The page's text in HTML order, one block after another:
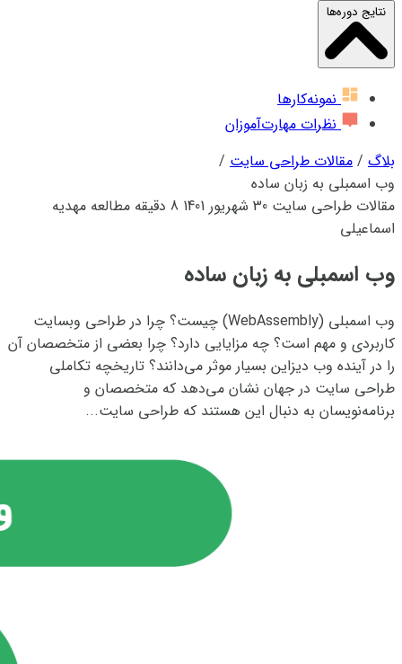
نتایج دوره‌ها
نمونه‌کارها
نظرات مهارت‌آموزان
بلاگ / مقالات طراحی سایت /
وب اسمبلی به زبان ساده
مقالات طراحی سایت 30 شهریور 1401 8 دقیقه مطالعه
مهدیه
اسماعیلی
وب اسمبلی به زبان ساده
وب اسمبلی (WebAssembly) چیست؟ چرا در طراحی وبسایت
کاربردی و مهم است؟ چه مزایایی دارد؟ چرا بعضی از متخصصان آن
را در آینده‌ وب دیزاین بسیار موثر می‌دانند؟ تاریخچه تکاملی
طراحی سایت در جهان نشان می‌دهد که متخصصان و
برنامه‌نویسان به دنبال این هستند که طراحی سایت...